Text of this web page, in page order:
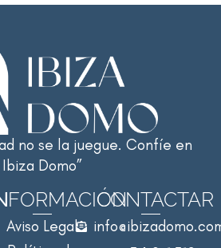
no se la juegue. Confíe en
Ibiza Domo”
Aviso Legal
CONTACTAR